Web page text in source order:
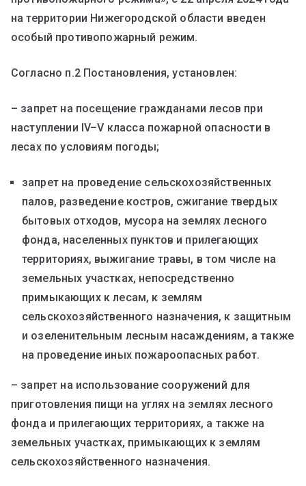
на территории Нижегородской области введен
особый противопожарный режим.
Согласно п.2 Постановления, установлен:
– запрет на посещение гражданами лесов при
наступлении IV–V класса пожарной опасности в
лесах по условиям погоды;
запрет на проведение сельскохозяйственных
палов, разведение костров, сжигание твердых
бытовых отходов, мусора на землях лесного
фонда, населенных пунктов и прилегающих
территориях, выжигание травы, в том числе на
земельных участках, непосредственно
примыкающих к лесам, к землям
сельскохозяйственного назначения, к защитным
и озеленительным лесным насаждениям, а также
на проведение иных пожароопасных работ.
– запрет на использование сооружений для
приготовления пищи на углях на землях лесного
фонда и прилегающих территориях, а также на
земельных участках, примыкающих к землям
сельскохозяйственного назначения.